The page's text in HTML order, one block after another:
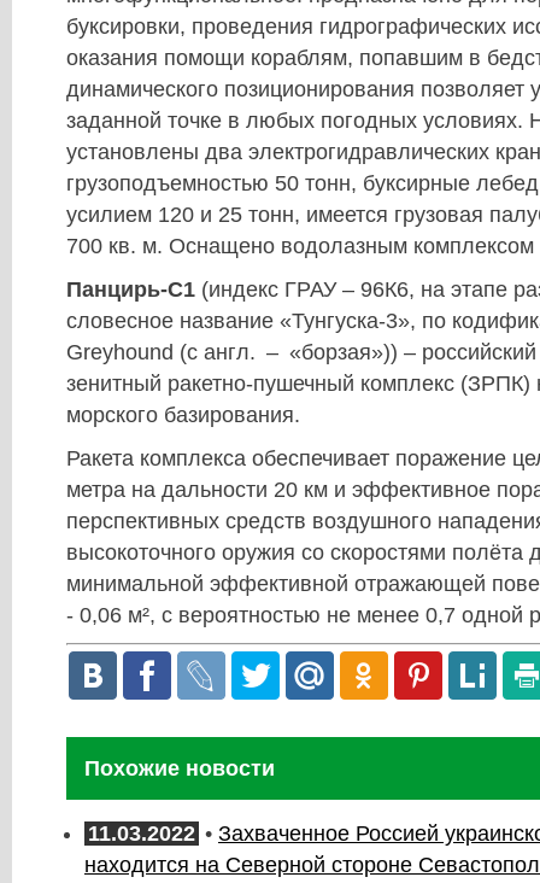
буксировки, проведения гидрографических
оказания помощи кораблям, попавшим в
динамического позиционирования позволяет
заданной точке в любых погодных условиях.
установлены два электрогидравлических
грузоподъемностью 50 тонн, буксирные
усилием 120 и 25 тонн, имеется грузовая
700 кв. м. Оснащено водолазным комплексом
Панцирь-С1 (индекс ГРАУ – 96К6, на этапе
словесное название «Тунгуска-3», по
Greyhound (с англ. – «борзая»)) –
зенитный ракетно-пушечный комплекс (ЗРПК)
морского базирования.
Ракета комплекса обеспечивает поражение
метра на дальности 20 км и эффективное
перспективных средств воздушного
высокоточного оружия со скоростями полёта
минимальной эффективной отражающей
- 0,06 м², с вероятностью не менее 0,7 одной
Похожие новости
11.03.2022 • Захваченное Россией
находится на Северной стороне